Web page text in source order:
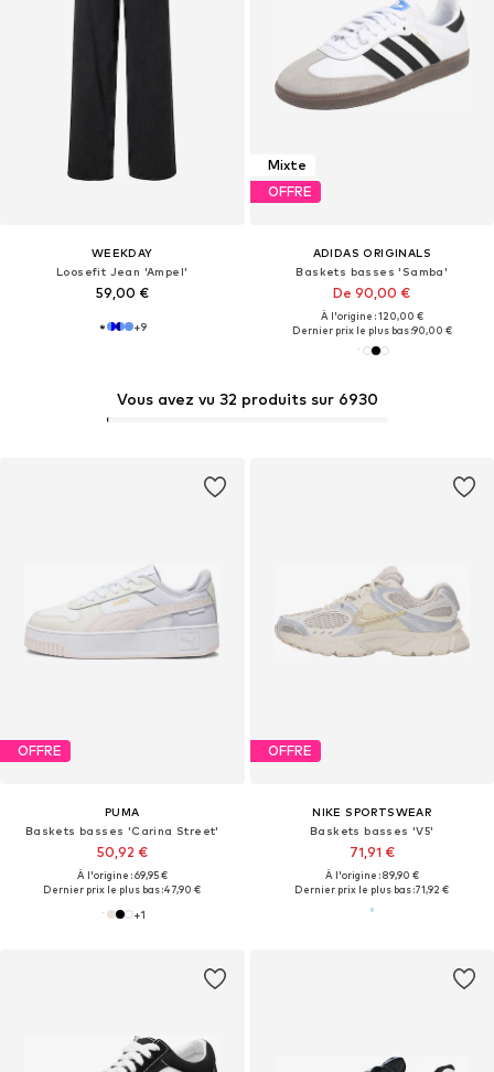
WEEKDAY
Loosefit Jean 'Ampel'
59,00 €
+9
Mixte
OFFRE
ADIDAS ORIGINALS
Baskets basses 'Samba'
De 90,00 €
À l'origine : 120,00 €
Dernier prix le plus bas :90,00 €
OFFRE
PUMA
Baskets basses 'Carina Street'
50,92 €
À l'origine : 69,95 €
Dernier prix le plus bas :47,90 €
+1
OFFRE
NIKE SPORTSWEAR
Baskets basses 'V5'
71,91 €
À l'origine : 89,90 €
Dernier prix le plus bas :71,92 €
Vous avez vu 32 produits sur 6930